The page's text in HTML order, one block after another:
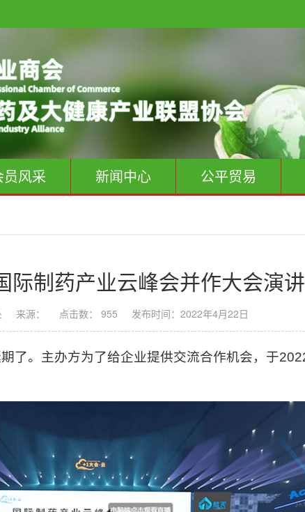
员风采 新闻中心 公平贸易
际制药产业云峰会并作大会演讲
来源： 点击数： 955 发布时间：2022年4月22日
。主办方为了给企业提供交流合作机会，于